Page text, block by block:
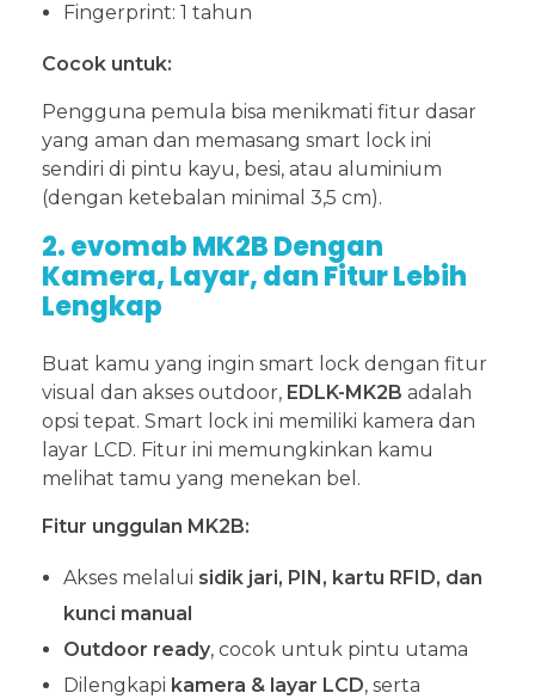
Fingerprint: 1 tahun
Cocok untuk:
Pengguna pemula bisa menikmati fitur dasar
yang aman dan memasang smart lock ini
sendiri di pintu kayu, besi, atau aluminium
(dengan ketebalan minimal 3,5 cm).
2. evomab MK2B Dengan
Kamera, Layar, dan Fitur Lebih
Lengkap
Buat kamu yang ingin smart lock dengan fitur
visual dan akses outdoor, EDLK-MK2B adalah
opsi tepat. Smart lock ini memiliki kamera dan
layar LCD. Fitur ini memungkinkan kamu
melihat tamu yang menekan bel.
Fitur unggulan MK2B:
Akses melalui sidik jari, PIN, kartu RFID, dan
kunci manual
Outdoor ready, cocok untuk pintu utama
Dilengkapi kamera & layar LCD, serta